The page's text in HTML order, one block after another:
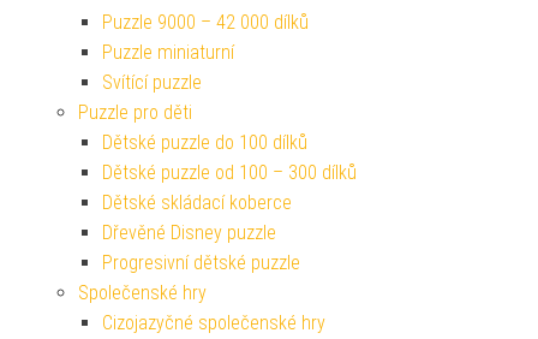
Puzzle 9000 – 42 000 dílků
Puzzle miniaturní
Svítící puzzle
Puzzle pro děti
Dětské puzzle do 100 dílků
Dětské puzzle od 100 – 300 dílků
Dětské skládací koberce
Dřevěné Disney puzzle
Progresivní dětské puzzle
Společenské hry
Cizojazyčné společenské hry